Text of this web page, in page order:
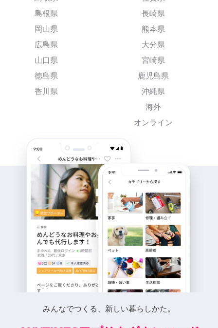
島根県
岡山県
広島県
山口県
徳島県
香川県
長崎県
熊本県
大分県
宮崎県
鹿児島県
沖縄県
海外
オンライン
みんなでつくる、新しい暮らしかた。